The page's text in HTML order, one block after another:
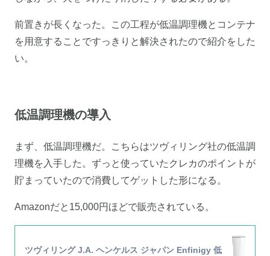
前置きが長くなった。この工程が低温調理機とコンテナ
を用意することですっきりと解決されたので紹介をした
い。
低温調理機の導入
まず、低温調理機だ。こちらはツヴィリング社の低温調
理機を入手した。ずっと使っていたクレカのポイントが
貯まっていたので消費してゲットした形になる。
Amazonだと15,000円ほどで販売されている。
ツヴィリング J.A. ヘンケルス ジャパン Enfinigy 低